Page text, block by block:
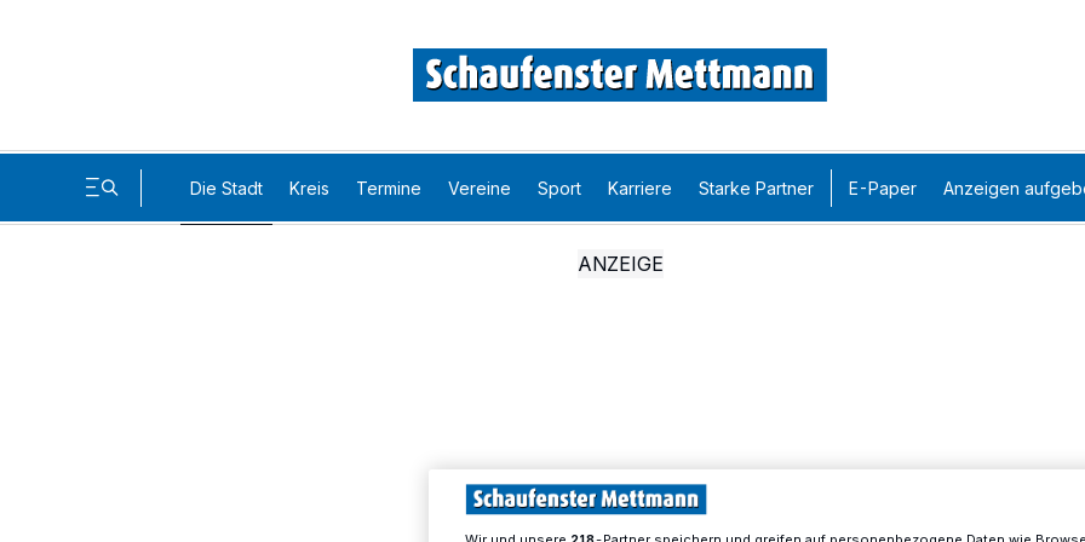
Die Stadt Kreis Termine Vereine Sport Karriere Starke Partner E-Paper Anzeigen